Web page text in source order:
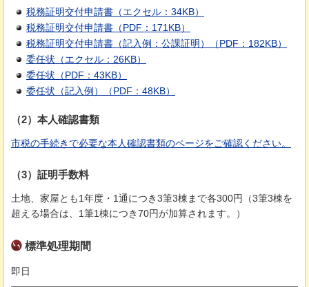
税務証明交付申請書（エクセル：34KB）
税務証明交付申請書（PDF：171KB）
税務証明交付申請書（記入例：公課証明）（PDF：182KB）
委任状（エクセル：26KB）
委任状（PDF：43KB）
委任状（記入例）（PDF：48KB）
（2）本人確認書類
市税の手続きで必要な本人確認書類のページをご確認ください。
（3）証明手数料
土地、家屋とも1年度・1通につき3筆3棟まで各300円（3筆3棟を
超える場合は、1筆1棟につき70円が加算されます。）
標準処理期間
即日